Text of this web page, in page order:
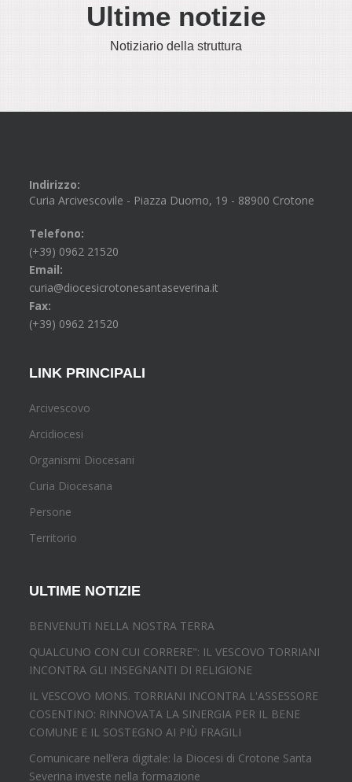
Ultime notizie
Notiziario della struttura
Indirizzo:
Curia Arcivescovile - Piazza Duomo, 19 - 88900 Crotone
Telefono:
(+39) 0962 21520
Email:
curia@diocesicrotonesantaseverina.it
Fax:
(+39) 0962 21520
LINK PRINCIPALI
Arcivescovo
Arcidiocesi
Organismi Diocesani
Curia Diocesana
Persone
Territorio
ULTIME NOTIZIE
BENVENUTI NELLA NOSTRA TERRA
QUALCUNO CON CUI CORRERE": IL VESCOVO TORRIANI
INCONTRA GLI INSEGNANTI DI RELIGIONE
IL VESCOVO MONS. TORRIANI INCONTRA L'ASSESSORE
COSENTINO: RINNOVATA LA SINERGIA PER IL BENE
COMUNE E IL SOSTEGNO AI PIÙ FRAGILI
Comunicare nell’era digitale: la Diocesi di Crotone Santa
Severina investe nella formazione